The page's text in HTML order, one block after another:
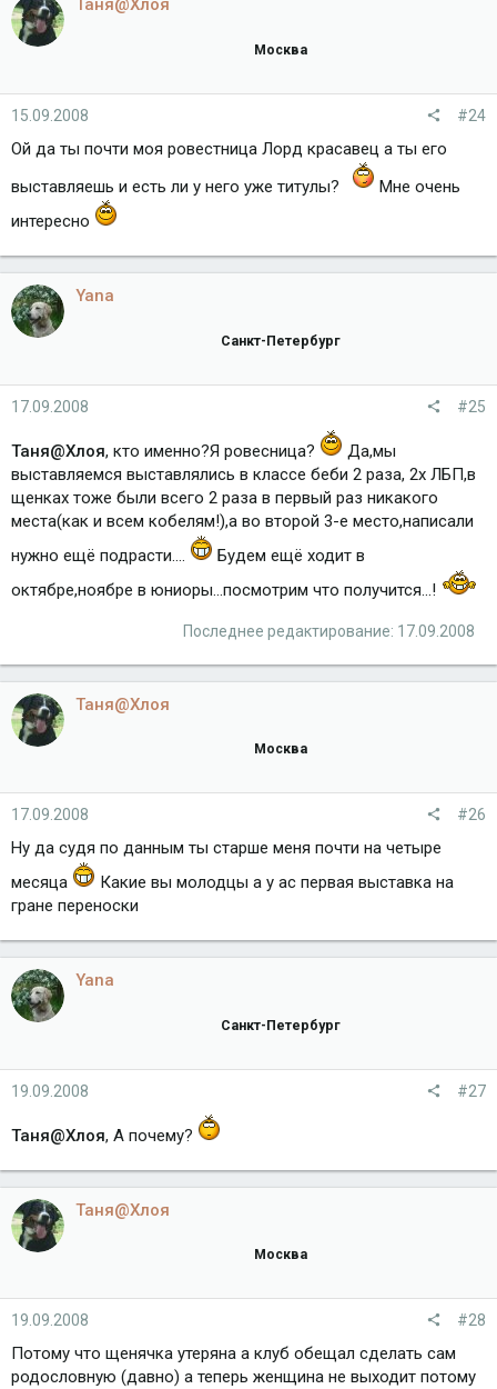
Таня@Хлоя
Москва
15.09.2008 #24
Ой да ты почти моя ровестница Лорд красавец а ты его
выставляешь и есть ли у него уже титулы?
Мне очень
интересно
Yana
Санкт-Петербург
17.09.2008 #25
Таня@Хлоя, кто именно?Я ровесница?
Да,мы
выставляемся выставлялись в классе беби 2 раза, 2х ЛБП,в
щенках тоже были всего 2 раза в первый раз никакого
места(как и всем кобелям!),а во второй 3-е место,написали
нужно ещё подрасти....
Будем ещё ходит в
октябре,ноябре в юниоры...посмотрим что получится...!
Последнее редактирование: 17.09.2008
Таня@Хлоя
Москва
17.09.2008 #26
Ну да судя по данным ты старше меня почти на четыре
месяца
Какие вы молодцы а у ас первая выставка на
гране переноски
Yana
Санкт-Петербург
19.09.2008 #27
Таня@Хлоя, А почему?
Таня@Хлоя
Москва
19.09.2008 #28
Потому что щенячка утеряна а клуб обещал сделать сам
родословную (давно) а теперь женщина не выходит потому